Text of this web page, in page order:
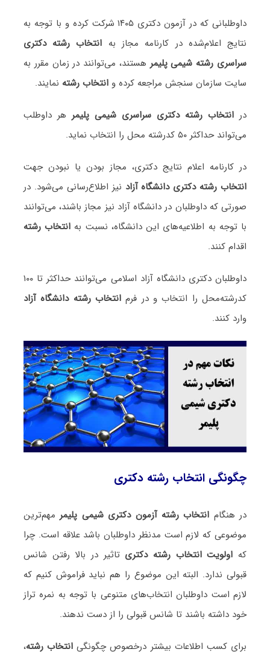
داوطلبانی که در آزمون دکتری ۱۴۰۵ شرکت کرده و با توجه به
نتایج اعلام‌شده در کارنامه مجاز به انتخاب رشته دکتری
سراسری رشته شیمی پلیمر هستند، می‌توانند در زمان مقرر به
سایت سازمان سنجش مراجعه کرده و انتخاب رشته نمایند.
در انتخاب رشته دکتری سراسری شیمی پلیمر هر داوطلب
می‌تواند حداکثر ۵۰ کدرشته محل را انتخاب نماید.
در کارنامه اعلام نتایج دکتری، مجاز بودن یا نبودن جهت
انتخاب رشته دکتری دانشگاه آزاد نیز اطلاع‌رسانی می‌شود. در
صورتی که داوطلبان در دانشگاه آزاد نیز مجاز باشند، می‌توانند
با توجه به اطلاعیه‌های این دانشگاه، نسبت به انتخاب رشته
اقدام کنند.
داوطلبان دکتری دانشگاه آزاد اسلامی می‌توانند حداکثر تا ۱۰۰
کدرشته‌محل را انتخاب و در فرم انتخاب رشته دانشگاه آزاد
وارد کنند.
چگونگی انتخاب رشته دکتری
در هنگام انتخاب رشته آزمون دکتری شیمی پلیمر مهم‌ترین
موضوعی که لازم است مدنظر داوطلبان باشد علاقه است. چرا
که اولویت انتخاب رشته دکتری تاثیر در بالا رفتن شانس
قبولی ندارد. البته این موضوع را هم نباید فراموش کنیم که
لازم است داوطلبان انتخاب‌های متنوعی با توجه به نمره تراز
خود داشته باشند تا شانس قبولی را از دست ندهند.
برای کسب اطلاعات بیشتر درخصوص چگونگی انتخاب رشته،